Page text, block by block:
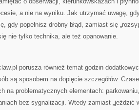
a nie na wyniku. Jak utrzymać uwagę,
gdy popełnisz drobny błąd, zamiast się
nie tylko technika, ale też opanowanie.
porusza również temat godzin
są sposobem na dopięcie szczegółów.
na problematycznych elementach:
bez sygnalizacji. Wtedy zamiast „jeździć